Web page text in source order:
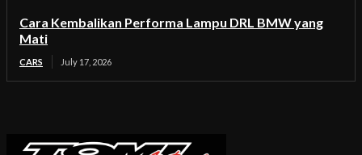
Cara Kembalikan Performa Lampu DRL BMW yang
Mati
CARS July 17, 2026